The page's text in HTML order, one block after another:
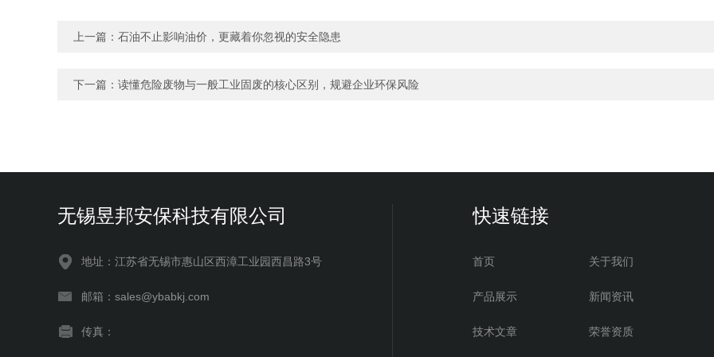
上一篇： 石油不止影响油价，更藏着你忽视的安全隐患
下一篇： 读懂危险废物与一般工业固废的核心区别，规避企业环保风险
无锡昱邦安保科技有限公司
地址：江苏省无锡市惠山区西漳工业园西昌路3号
邮箱：sales@ybabkj.com
传真：
快速链接
首页 关于我们
产品展示 新闻资讯
技术文章 荣誉资质